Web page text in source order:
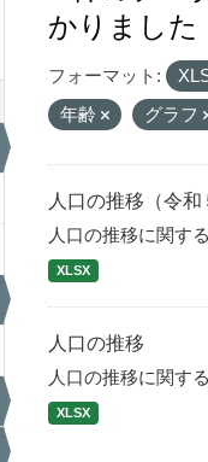
かりました
フォーマット:
年齢
グラフ
人口の推移（令和
人口の推移に関す
XLSX
人口の推移
人口の推移に関す
XLSX